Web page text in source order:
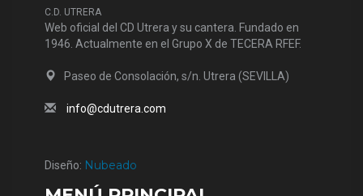
C.D. UTRERA
Web oficial del CD Utrera y su cantera. Fundado en
1946. Actualmente en el Grupo X de TECERA RFEF.
Paseo de Consolación, s/n. Utrera (SEVILLA)
info@cdutrera.com
Diseño: Nubeado